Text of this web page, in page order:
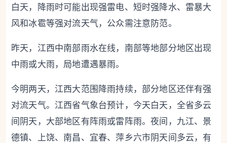
白天，降雨时可能出现强雷电、短时强降水、雷暴大
风和冰雹等强对流天气，公众需注意防范。
昨天，江西中南部雨水在线，南部等地部分地区出现
中雨或大雨，局地遭遇暴雨。
今明两天，江西大范围降雨持续，部分地区还伴有强
对流天气。江西省气象台预计，今天白天，全省多云
间阴天，大部地区有阵雨或雷阵雨。夜间，九江、景
德镇、上饶、南昌、宜春、萍乡六市阴天间多云，有